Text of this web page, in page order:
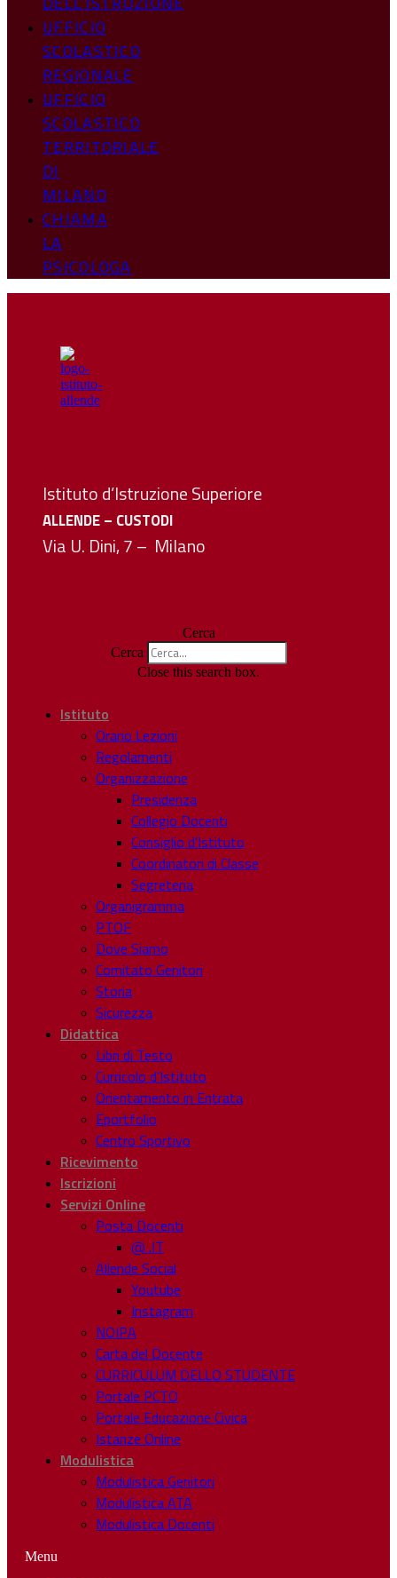
UFFICIO
SCOLASTICO
REGIONALE
UFFICIO
SCOLASTICO
TERRITORIALE
DI
MILANO
CHIAMA
LA
PSICOLOGA
Istituto d’Istruzione Superiore
ALLENDE – CUSTODI
Via U. Dini, 7 – Milano
Cerca
Cerca
Close this search box.
Istituto
Orario Lezioni
Regolamenti
Organizzazione
Presidenza
Collegio Docenti
Consiglio d’Istituto
Coordinatori di Classe
Segreteria
Organigramma
PTOF
Dove Siamo
Comitato Genitori
Storia
Sicurezza
Didattica
Libri di Testo
Curricolo d’Istituto
Orientamento in Entrata
Eportfolio
Centro Sportivo
Ricevimento
Iscrizioni
Servizi Online
Posta Docenti
@ .IT
Allende Social
Youtube
Instagram
NOIPA
Carta del Docente
CURRICULUM DELLO STUDENTE
Portale PCTO
Portale Educazione Civica
Istanze Online
Modulistica
Modulistica Genitori
Modulistica ATA
Modulistica Docenti
Menu